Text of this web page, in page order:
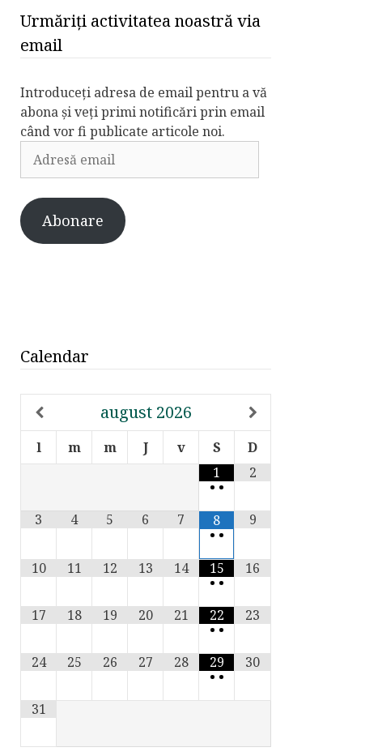
Urmăriți activitatea noastră via
email
Introduceți adresa de email pentru a vă
abona și veți primi notificări prin email
când vor fi publicate articole noi.
Adresă
email
Abonare
Calendar
august 2026
l m m J v S
D
1
• •
2
3 4 5 6 7
8
• •
9
10 11 12 13 14
15
• •
16
17 18 19 20 21
22
• •
23
24 25 26 27 28
29
• •
30
31